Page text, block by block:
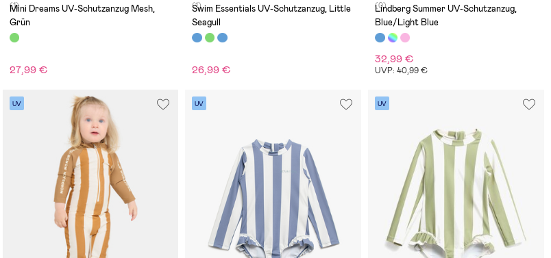
(1)
Mini Dreams UV-Schutzanzug Mesh,
Grün
27,99 €
(1)
Swim Essentials UV-Schutzanzug, Little
Seagull
26,99 €
(0)
Lindberg Summer UV-Schutzanzug,
Blue/Light Blue
32,99 €
UVP: 40,99 €
UV UV UV